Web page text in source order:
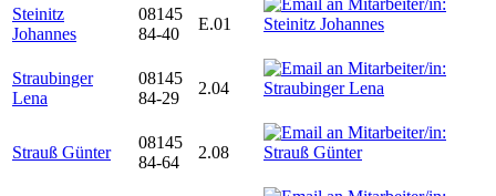
Steinitz
Johannes
08145
84-40
E.01
Straubinger
Lena
08145
84-29
2.04
Strauß Günter
08145
84-64
2.08